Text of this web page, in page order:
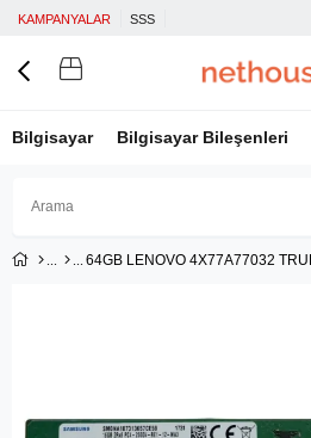
KAMPANYALAR SSS
Bilgisayar Bilgisayar Bileşenleri